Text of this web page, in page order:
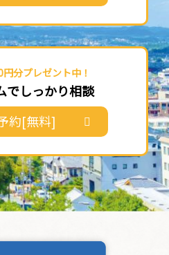
分プレゼント中！
でしっかり相談
約[無料]